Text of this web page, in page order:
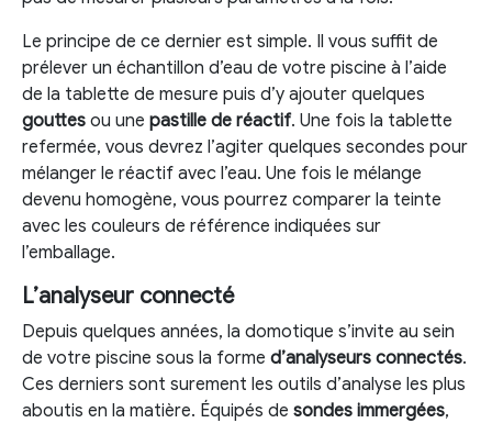
Le principe de ce dernier est simple. Il vous suffit de
prélever un échantillon d’eau de votre piscine à l’aide
de la tablette de mesure puis d’y ajouter quelques
gouttes ou une pastille de réactif. Une fois la tablette
refermée, vous devrez l’agiter quelques secondes pour
mélanger le réactif avec l’eau. Une fois le mélange
devenu homogène, vous pourrez comparer la teinte
avec les couleurs de référence indiquées sur
l’emballage.
L’analyseur connecté
Depuis quelques années, la domotique s’invite au sein
de votre piscine sous la forme d’analyseurs connectés.
Ces derniers sont surement les outils d’analyse les plus
aboutis en la matière. Équipés de sondes immergées,